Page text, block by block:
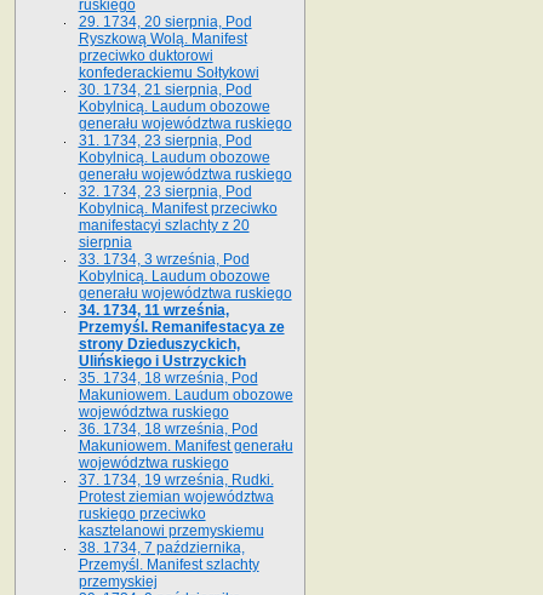
ruskiego
29. 1734, 20 sierpnia, Pod
Ryszkową Wolą. Manifest
przeciwko duktorowi
konfederackiemu Sołtykowi
30. 1734, 21 sierpnia, Pod
Kobylnicą. Laudum obozowe
generału województwa ruskiego
31. 1734, 23 sierpnia, Pod
Kobylnicą. Laudum obozowe
generału województwa ruskiego
32. 1734, 23 sierpnia, Pod
Kobylnicą. Manifest przeciwko
manifestacyi szlachty z 20
sierpnia
33. 1734, 3 września, Pod
Kobylnicą. Laudum obozowe
generału województwa ruskiego
34. 1734, 11 września,
Przemyśl. Remanifestacya ze
strony Dzieduszyckich,
Ulińskiego i Ustrzyckich
35. 1734, 18 września, Pod
Makuniowem. Laudum obozowe
województwa ruskiego
36. 1734, 18 września, Pod
Makuniowem. Manifest generału
województwa ruskiego
37. 1734, 19 września, Rudki.
Protest ziemian województwa
ruskiego przeciwko
kasztelanowi przemyskiemu
38. 1734, 7 października,
Przemyśl. Manifest szlachty
przemyskiej